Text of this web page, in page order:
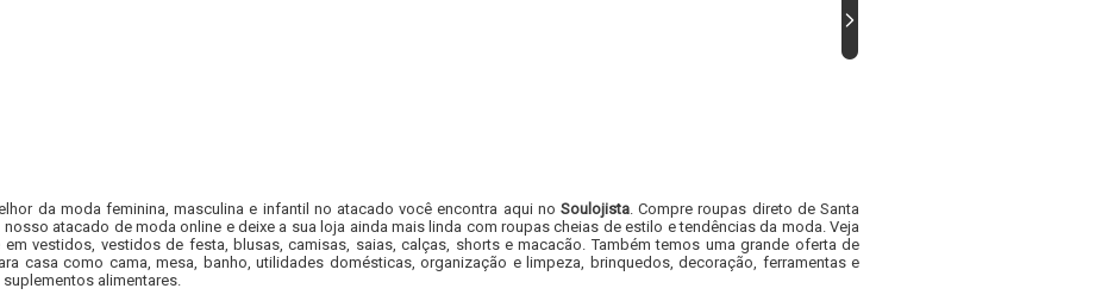
da moda feminina, masculina e infantil no atacado você encontra aqui no Soulojista. Compre roupas direto de Santa
nosso atacado de moda online e deixe a sua loja ainda mais linda com roupas cheias de estilo e tendências da moda. Veja
em vestidos, vestidos de festa, blusas, camisas, saias, calças, shorts e macacão. Também temos uma grande oferta de
casa como cama, mesa, banho, utilidades domésticas, organização e limpeza, brinquedos, decoração, ferramentas e
alimentares.